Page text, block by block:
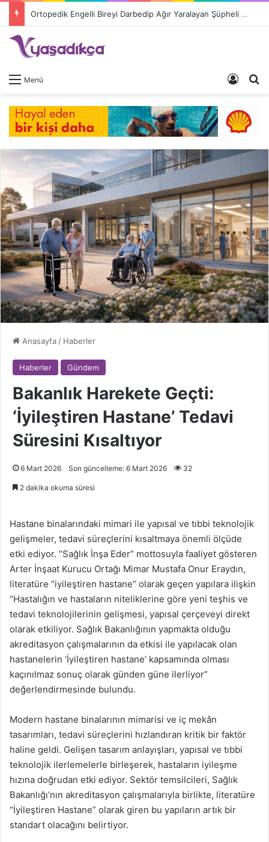
Ortopedik Engelli Bireyi Darbedip Ağır Yaralayan Şüpheli Tutuklandı
Menü Giriş
Anasayfa / Haberler
Haberler Gündem
Bakanlık Harekete Geçti:
‘İyileştiren Hastane’ Tedavi
Süresini Kısaltıyor
6 Mart 2026 Son güncelleme: 6 Mart 2026 32
2 dakika okuma süresi
Hastane binalarındaki mimari ile yapısal ve tıbbi teknolojik
gelişmeler, tedavi süreçlerini kısaltmaya önemli ölçüde
etki ediyor. “Sağlık İnşa Eder” mottosuyla faaliyet gösteren
Arter İnşaat Kurucu Ortağı Mimar Mustafa Onur Eraydın,
literatüre ‘’iyileştiren hastane’’ olarak geçen yapılara ilişkin
“Hastalığın ve hastaların niteliklerine göre yeni teşhis ve
tedavi teknolojilerinin gelişmesi, yapısal çerçeveyi direkt
olarak etkiliyor. Sağlık Bakanlığının yapmakta olduğu
akreditasyon çalışmalarının da etkisi ile yapılacak olan
hastanelerin ‘İyileştiren hastane’ kapsamında olması
kaçınılmaz sonuç olarak günden güne ilerliyor”
değerlendirmesinde bulundu.
Modern hastane binalarının mimarisi ve iç mekân
tasarımları, tedavi süreçlerini hızlandıran kritik bir faktör
haline geldi. Gelişen tasarım anlayışları, yapısal ve tıbbi
teknolojik ilerlemelerle birleşerek, hastaların iyileşme
hızına doğrudan etki ediyor. Sektör temsilcileri, Sağlık
Bakanlığı’nın akreditasyon çalışmalarıyla birlikte, literatüre
“İyileştiren Hastane” olarak giren bu yapıların artık bir
standart olacağını belirtiyor.